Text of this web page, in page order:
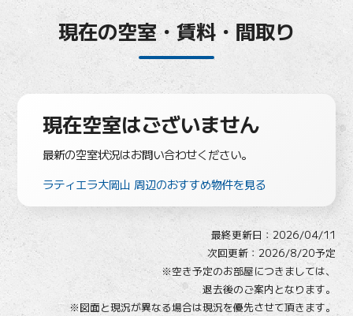
現在の空室・賃料・間取り
現在空室はございません
最新の空室状況はお問い合わせください。
ラティエラ大岡山 周辺のおすすめ物件を見る
最終更新日： 2026/04/11
次回更新：2026/8/20予定
※空き予定のお部屋につきましては、
退去後のご案内となります。
※図面と現況が異なる場合は現況を優先させて頂きます。